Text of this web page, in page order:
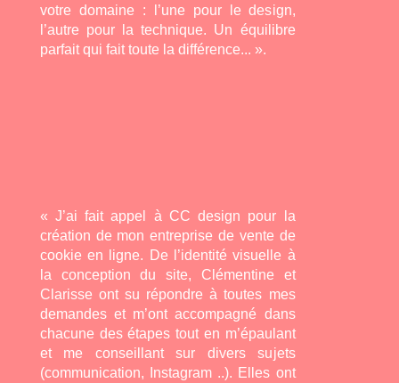
votre domaine : l’une pour le design,
l’autre pour la technique. Un équilibre
parfait qui fait toute la différence... ».
« J’ai fait appel à CC design pour la
création de mon entreprise de vente de
cookie en ligne. De l’identité visuelle à
la conception du site, Clémentine et
Clarisse ont su répondre à toutes mes
demandes et m’ont accompagné dans
chacune des étapes tout en m’épaulant
et me conseillant sur divers sujets
(communication, Instagram ..). Elles ont